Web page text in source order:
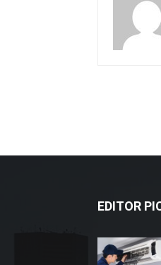
EDITOR